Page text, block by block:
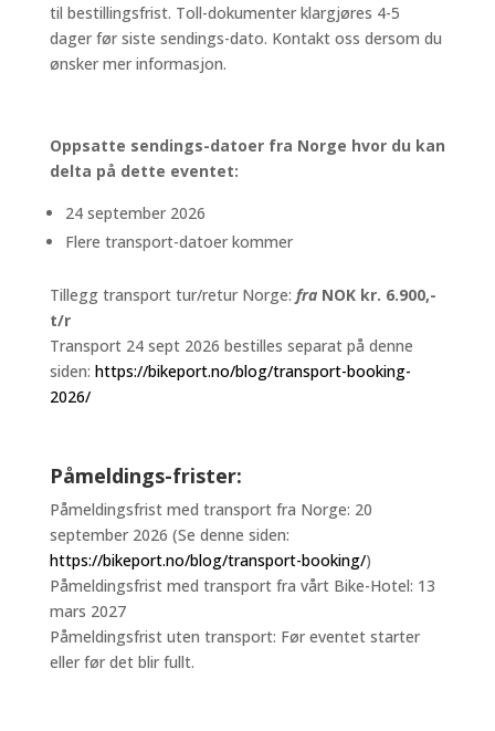
til bestillingsfrist. Toll-dokumenter klargjøres 4-5
dager før siste sendings-dato. Kontakt oss dersom du
ønsker mer informasjon.
Oppsatte sendings-datoer fra Norge hvor du kan
delta på dette eventet:
24 september 2026
Flere transport-datoer kommer
Tillegg transport tur/retur Norge: fra NOK kr. 6.900,-
t/r
Transport 24 sept 2026 bestilles separat på denne
siden: https://bikeport.no/blog/transport-booking-
2026/
Påmeldings-frister:
Påmeldingsfrist med transport fra Norge: 20
september 2026 (Se denne siden:
https://bikeport.no/blog/transport-booking/)
Påmeldingsfrist med transport fra vårt Bike-Hotel: 13
mars 2027
Påmeldingsfrist uten transport: Før eventet starter
eller før det blir fullt.